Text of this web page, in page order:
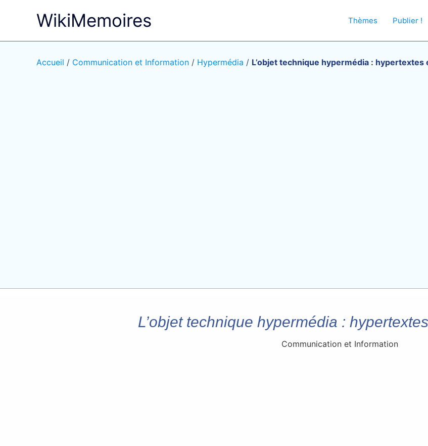
WikiMemoires Thèmes Publier !
Accueil / Communication et Information / Hypermédia / L’objet technique hypermédia : hypertextes
L’objet technique hypermédia :
Communication et Information